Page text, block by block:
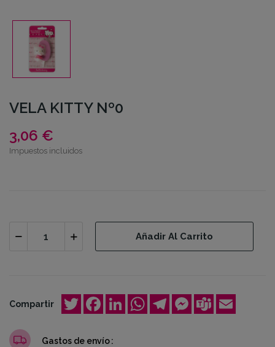
VELA KITTY Nº0
3,06 €
Impuestos incluidos
Añadir Al Carrito
Compartir TwitterFacebookLinkedInWhatsAppTelegramMessenger
Teams
Gastos de envío